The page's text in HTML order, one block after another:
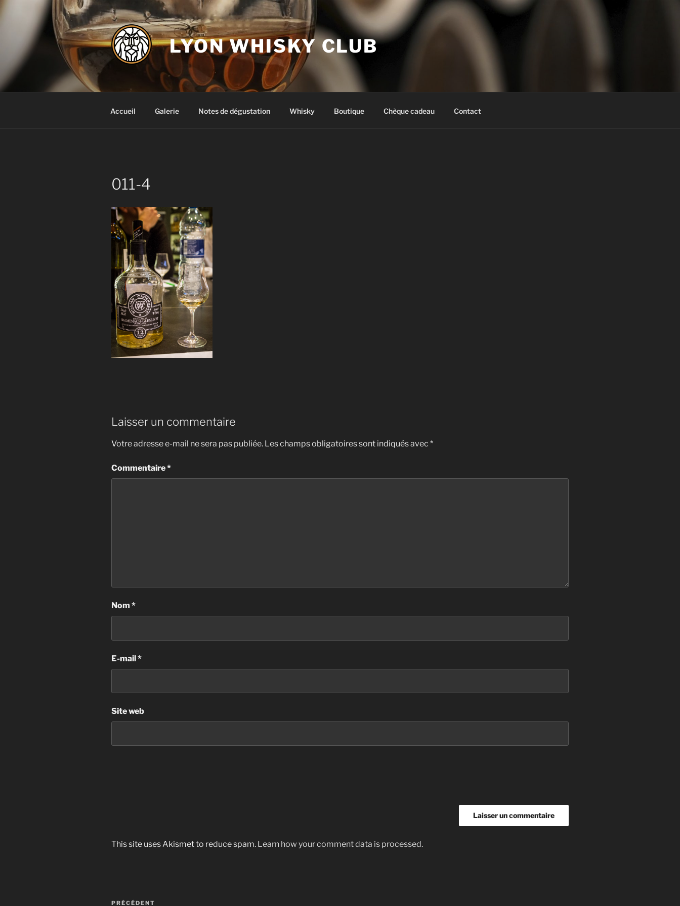
principal
LYON WHISKY CLUB
Accueil Galerie Notes de dégustation Whisky Boutique Chèque cadeau Contact
011-4
Laisser un commentaire
Votre adresse e-mail ne sera pas publiée. Les champs obligatoires sont indiqués avec *
Commentaire*
Nom *
E-mail*
Site web
This site uses Akismet to reduce spam. Learn how your comment data is processed.
Navigation
PRÉCÉDENT